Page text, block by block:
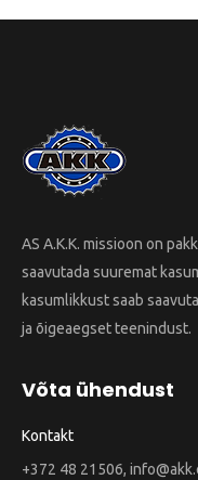
AS A.K.K. missioon on
saavutada suuremat
kasumlikkust saab
ja õigeaegset teenindust.
Võta ühendust
Kontakt
+372 48 21506,